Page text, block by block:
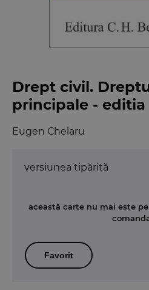
Drept civil.
principale - editia
Eugen Chelaru
versiunea tipărită
această carte nu mai este
Favorit